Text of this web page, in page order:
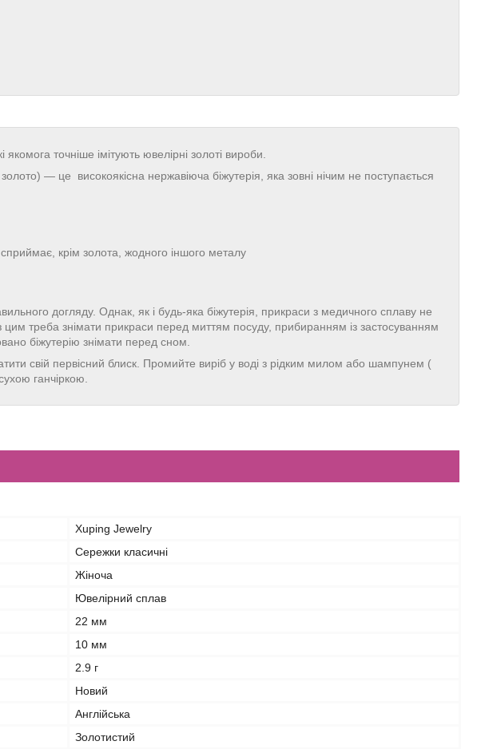
якомога точніше імітують ювелірні золоті вироби.
— це високоякісна нержавіюча біжутерія, яка зовні нічим не поступається
крім золота, жодного іншого металу
догляду. Однак, як і будь-яка біжутерія, прикраси з медичного сплаву не
треба знімати прикраси перед миттям посуду, прибиранням із застосуванням
біжутерію знімати перед сном.
свій первісний блиск. Промийте виріб у воді з рідким милом або шампунем (
ганчіркою.
Xuping Jewelry
Сережки класичні
Жіноча
Ювелірний сплав
22 мм
10 мм
2.9 г
Новий
Англійська
Золотистий